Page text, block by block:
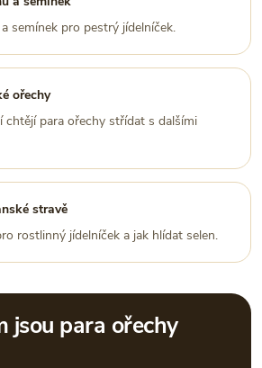
semínek pro pestrý jídelníček.
ořechy
chtějí para ořechy střídat s dalšími
stravě
rostlinný jídelníček a jak hlídat selen.
jsou para ořechy